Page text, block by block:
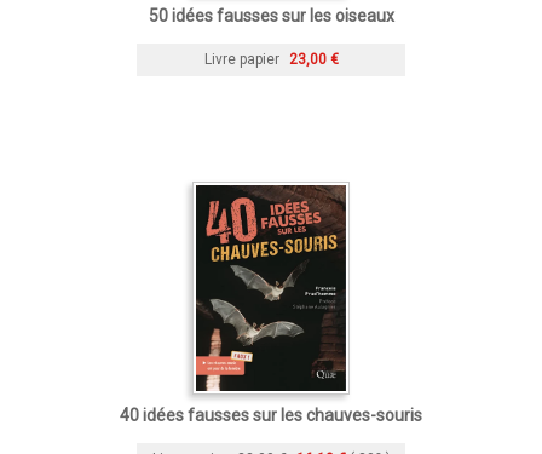
50 idées fausses sur les oiseaux
Livre papier 23,00 €
40 idées fausses sur les chauves-souris